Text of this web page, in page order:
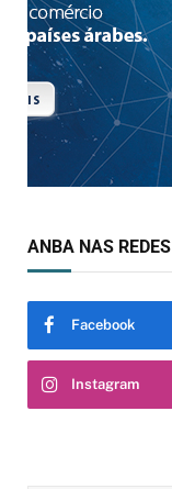
ANBA NAS REDES
Facebook
Instagram